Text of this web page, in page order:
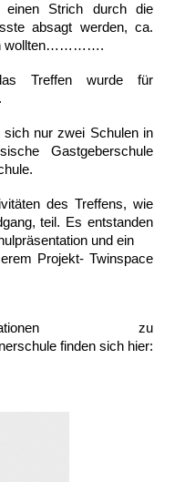
Strich durch die
absagt werden, ca.
wollten………….
Treffen wurde für
sich nur zwei Schulen in
Gastgeberschule
des Treffens, wie
teil. Es entstanden
und ein
Projekt- Twinspace
zu
finden sich hier: